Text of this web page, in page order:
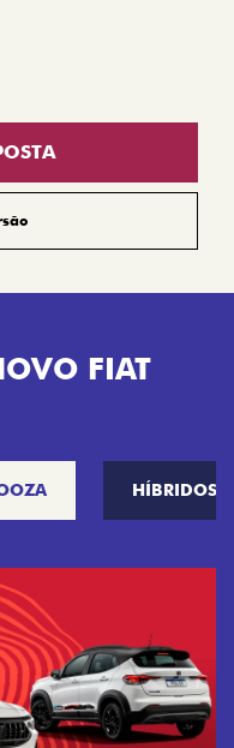
FIAT
HÍBRIDOS